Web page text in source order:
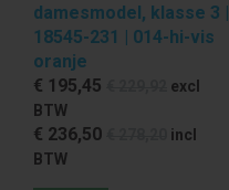
damesmodel, klasse 3 |
18545-231 | 014-hi-vis
oranje
€ 195,45
excl
BTW
€ 236,50
incl
BTW